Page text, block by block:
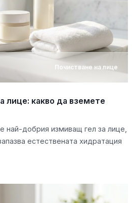
Почистване на лице
лице: какво да вземете
най-добрия измиващ гел за лице,
естествената хидратация